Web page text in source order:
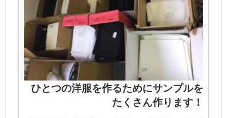
ひとつの洋服を作るためにサンプルを
たくさん作ります！